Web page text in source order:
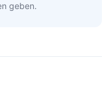
geben.